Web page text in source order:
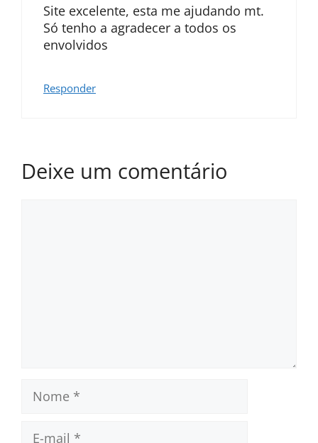
Site excelente, esta me ajudando mt.
Só tenho a agradecer a todos os
envolvidos
Responder
Deixe um comentário